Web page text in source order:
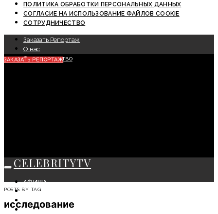
ПОЛИТИКА ОБРАБОТКИ ПЕРСОНАЛЬНЫХ ДАННЫХ
СОГЛАСИЕ НА ИСПОЛЬЗОВАНИЕ ФАЙЛОВ COOKIE
СОТРУДНИЧЕСТВО
Заказать Репортаж
О нас
Сотрудничество
ЗАКАЗАТЬ РЕПОРТАЖ
CELEBRITYTV
АФИША
СОБЫТИЯ
КРАСОТА
МОДА
POSTS BY TAG
исследование